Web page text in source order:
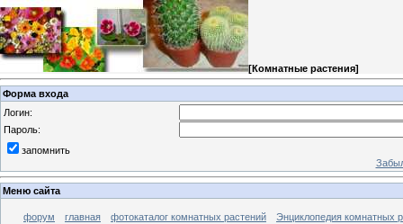
[Комнатные растения]
Форма входа
Логин:
Пароль:
запомнить
Меню сайта
форум главная фотокаталог комнатных растений
Энциклопедия комнатных